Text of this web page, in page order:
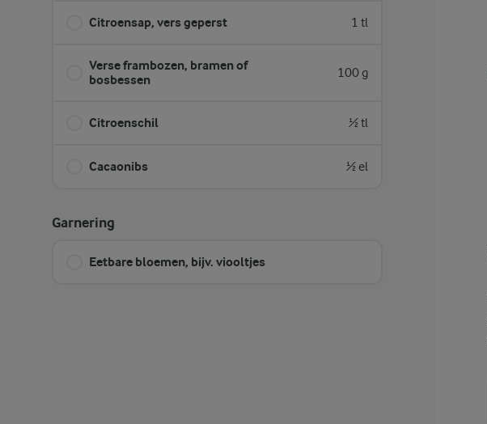
Citroensap, vers geperst 1 tl
Verse frambozen, bramen of
bosbessen
100 g
Citroenschil ½ tl
Cacaonibs ½ el
Garnering
Eetbare bloemen, bijv. viooltjes